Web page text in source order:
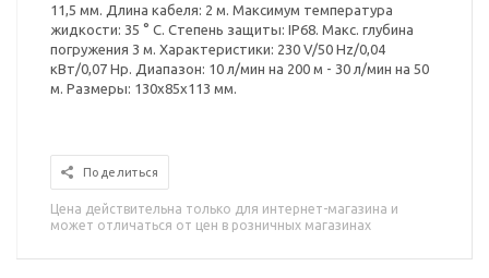
11,5 мм. Длина кабеля: 2 м. Максимум температура
жидкости: 35 ° C. Степень защиты: IP68. Макс. глубина
погружения 3 м. Характеристики: 230 V/50 Hz/0,04
кВт/0,07 Hp. Диапазон: 10 л/мин на 200 м - 30 л/мин на 50
м. Размеры: 130x85x113 мм.
Поделиться
Цена действительна только для интернет-магазина и
может отличаться от цен в розничных магазинах